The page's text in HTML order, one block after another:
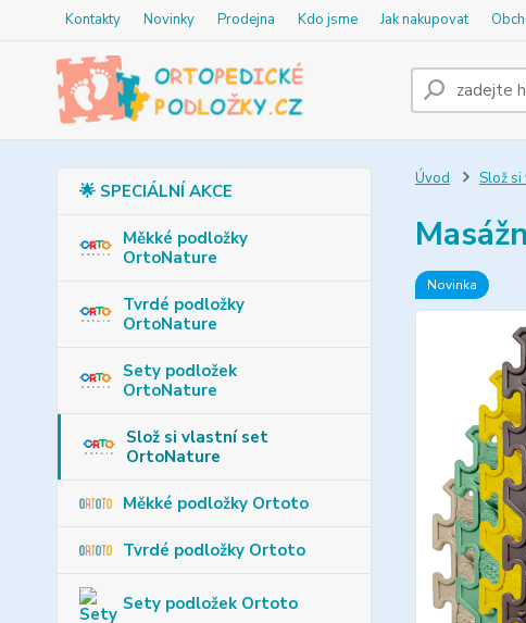
Kontakty Novinky Prodejna Kdo jsme Jak nakupovat
🌟 SPECIÁLNÍ AKCE
Měkké podložky
OrtoNature
Tvrdé podložky
OrtoNature
Sety podložek
OrtoNature
Slož si vlastní set
OrtoNature
Měkké podložky Ortoto
Tvrdé podložky Ortoto
Sety podložek Ortoto
Úvod Slož si
Novinka